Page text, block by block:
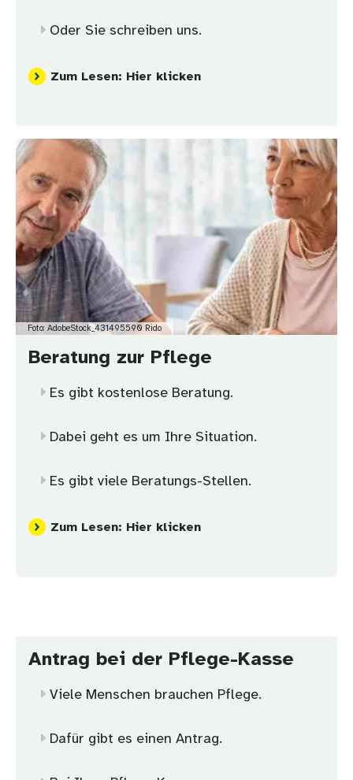
Oder Sie schreiben uns.
Zum Lesen: Hier klicken
Bild
Foto: AdobeStock_431495590 Rido
Beratung zur Pflege
Es gibt kostenlose Beratung.
Dabei geht es um Ihre Situation.
Es gibt viele Beratungs-Stellen.
Zum Lesen: Hier klicken
Antrag bei der Pflege-Kasse
Viele Menschen brauchen Pflege.
Dafür gibt es einen Antrag.